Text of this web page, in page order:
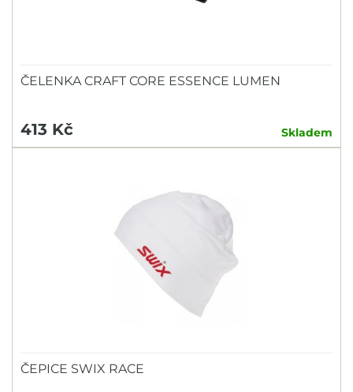
ČELENKA CRAFT CORE ESSENCE LUMEN
413 Kč Skladem
ČEPICE SWIX RACE